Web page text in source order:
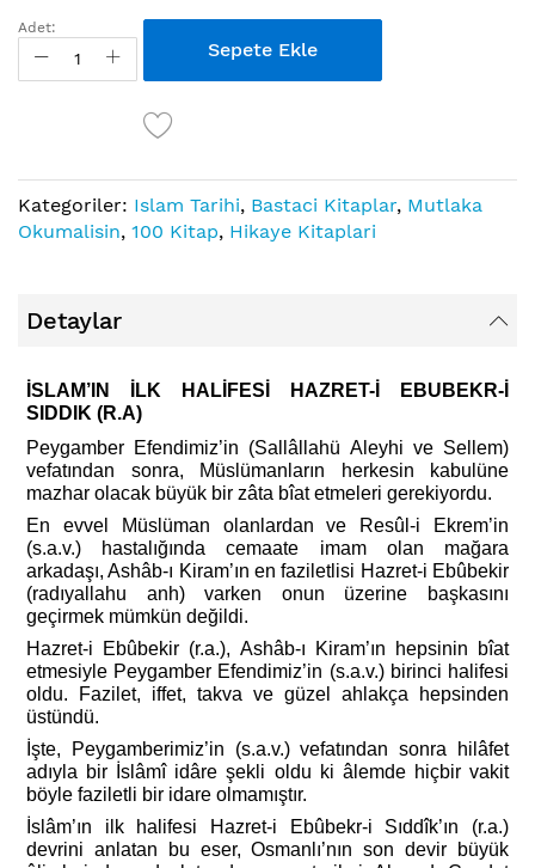
Adet:
Sepete Ekle
Kategoriler: Islam Tarihi, Bastaci Kitaplar, Mutlaka
Okumalisin, 100 Kitap, Hikaye Kitaplari
Detaylar
İSLAM’IN İLK HALİFESİ HAZRET-İ EBUBEKR-İ
SIDDIK (R.A)
Peygamber Efendimiz’in (Sallâllahü Aleyhi ve Sellem)
vefatından sonra, Müslümanların herkesin kabulüne
mazhar olacak büyük bir zâta bîat etmeleri gerekiyordu.
En evvel Müslüman olanlardan ve Resûl-i Ekrem’in
(s.a.v.) hastalığında cemaate imam olan mağara
arkadaşı, Ashâb-ı Kiram’ın en faziletlisi Hazret-i Ebûbekir
(radıyallahu anh) varken onun üzerine başkasını
geçirmek mümkün değildi.
Hazret-i Ebûbekir (r.a.), Ashâb-ı Kiram’ın hepsinin bîat
etmesiyle Peygamber Efendimiz’in (s.a.v.) birinci halifesi
oldu. Fazilet, iffet, takva ve güzel ahlakça hepsinden
üstündü.
İşte, Peygamberimiz’in (s.a.v.) vefatından sonra hilâfet
adıyla bir İslâmî idâre şekli oldu ki âlemde hiçbir vakit
böyle faziletli bir idare olmamıştır.
İslâm’ın ilk halifesi Hazret-i Ebûbekr-i Sıddîk’ın (r.a.)
devrini anlatan bu eser, Osmanlı’nın son devir büyük